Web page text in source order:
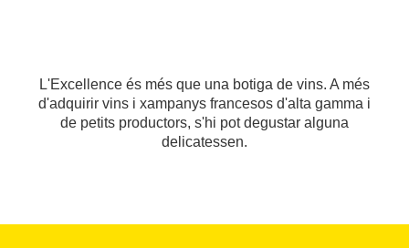
L'Excellence és més que una botiga de vins. A més
d'adquirir vins i xampanys francesos d'alta gamma i
de petits productors, s'hi pot degustar alguna
delicatessen.